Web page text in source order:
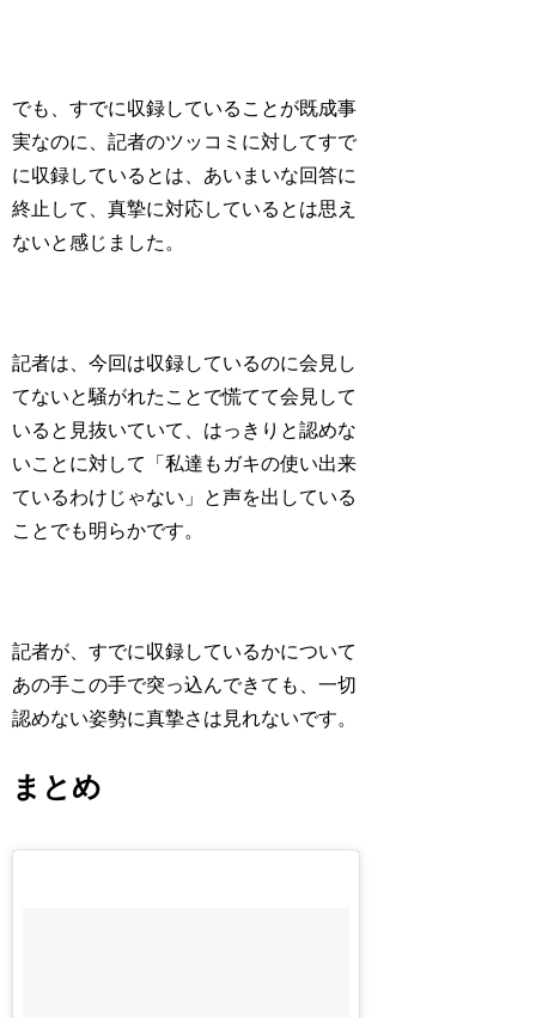
でも、すでに収録していることが既成事
実なのに、記者のツッコミに対してすで
に収録しているとは、あいまいな回答に
終止して、真摯に対応しているとは思え
ないと感じました。
記者は、今回は収録しているのに会見し
てないと騒がれたことで慌てて会見して
いると見抜いていて、はっきりと認めな
いことに対して「私達もガキの使い出来
ているわけじゃない」と声を出している
ことでも明らかです。
記者が、すでに収録しているかについて
あの手この手で突っ込んできても、一切
認めない姿勢に真摯さは見れないです。
まとめ